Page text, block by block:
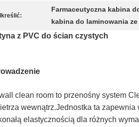
Farmaceutyczna kabina
kabina do laminowania
z PVC do ścian czystych
clean room to przenośny system
wewnątrz.Jednostka ta
elastycznością dla różnych